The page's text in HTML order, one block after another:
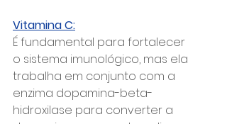
Vitamina C:
É fundamental para fortalecer
o sistema imunológico, mas ela
trabalha em conjunto com a
enzima dopamina-beta-
hidroxilase para converter a